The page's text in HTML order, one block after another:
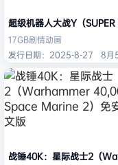
超级机器人大战Y（
17GB剧情动画
发行日期：2025-8-27
8月
战锤40K：星际战士2（